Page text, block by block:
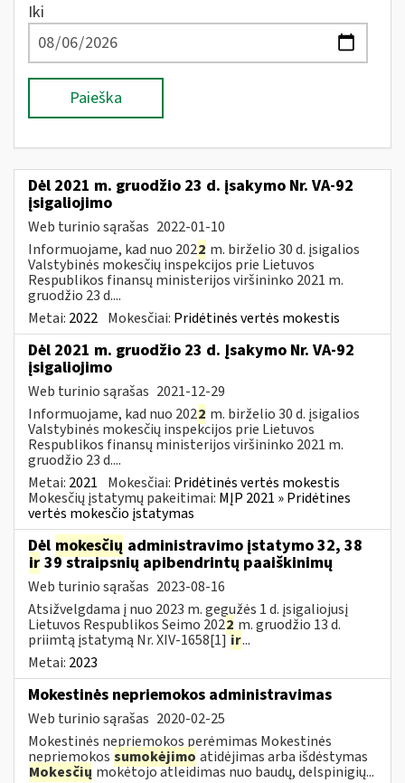
Iki
Paieška
Dėl 2021 m. gruodžio 23 d. įsakymo Nr. VA-92
įsigaliojimo
Web turinio sąrašas 2022-01-10
Informuojame, kad nuo 2022 m. birželio 30 d. įsigalios
Valstybinės mokesčių inspekcijos prie Lietuvos
Respublikos finansų ministerijos viršininko 2021 m.
gruodžio 23 d....
Metai: 2022 Mokesčiai: Pridėtinės vertės mokestis
Dėl 2021 m. gruodžio 23 d. Įsakymo Nr. VA-92
įsigaliojimo
Web turinio sąrašas 2021-12-29
Informuojame, kad nuo 2022 m. birželio 30 d. įsigalios
Valstybinės mokesčių inspekcijos prie Lietuvos
Respublikos finansų ministerijos viršininko 2021 m.
gruodžio 23 d....
Metai: 2021 Mokesčiai: Pridėtinės vertės mokestis
Mokesčių įstatymų pakeitimai: MĮP 2021 » Pridėtines
vertės mokesčio įstatymas
Dėl mokesčių administravimo įstatymo 32, 38
ir 39 straipsnių apibendrintų paaiškinimų
Web turinio sąrašas 2023-08-16
Atsižvelgdama į nuo 2023 m. gegužės 1 d. įsigaliojusį
Lietuvos Respublikos Seimo 2022 m. gruodžio 13 d.
priimtą įstatymą Nr. XIV-1658[1]ir...
Metai: 2023
Mokestinės nepriemokos administravimas
Web turinio sąrašas 2020-02-25
Mokestinės nepriemokos perėmimas Mokestinės
nepriemokos sumokėjimo atidėjimas arba išdėstymas
Mokesčių mokėtojo atleidimas nuo baudų, delspinigių...